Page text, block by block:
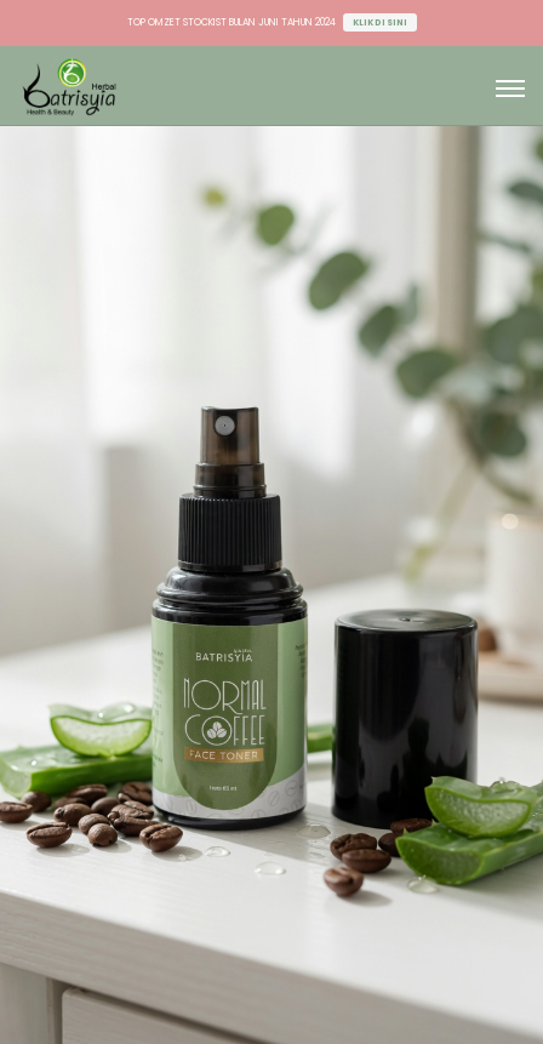
TOP OMZET STOCKIST BULAN JUNI TAHUN 2024 KLIK DI SINI
TOP OMZET DU & AGEN BULAN JUNI TAHUN 2024 KLIK DI SINI